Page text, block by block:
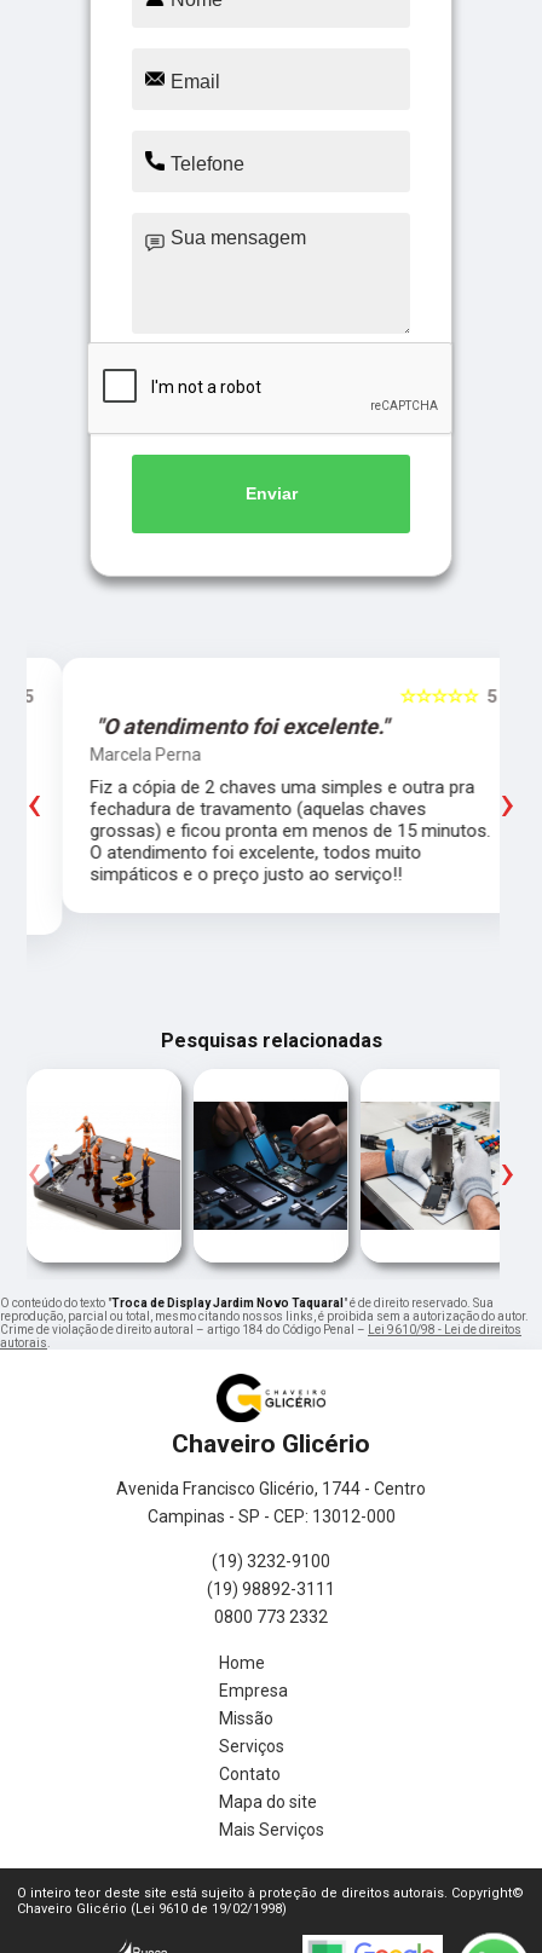
Enviar
5
☆☆☆☆☆
"O atendimento foi excelente."
Marcela Perna
Fiz a cópia de 2 chaves uma simples e outra pra
fechadura de travamento (aquelas chaves
grossas) e ficou pronta em menos de 15 minutos.
O atendimento foi excelente, todos muito
simpáticos e o preço justo ao serviço!!
‹ ›
Pesquisas relacionadas
‹ ›
O conteúdo do texto "Troca de Display Jardim Novo Taquaral " é de direito reservado. Sua
reprodução, parcial ou total, mesmo citando nossos links, é proibida sem a autorização do autor.
Crime de violação de direito autoral – artigo 184 do Código Penal –
Lei 9610/98 - Lei de direitos
autorais
Chaveiro Glicério
Avenida Francisco Glicério, 1744 - Centro
Campinas - SP - CEP: 13012-000
(19) 3232-9100
(19) 98892-3111
0800 773 2332
Home
Empresa
Missão
Serviços
Contato
Mapa do site
Mais Serviços
O inteiro teor deste site está sujeito à proteção de direitos autorais. Copyright©
Chaveiro Glicério (Lei 9610 de 19/02/1998)